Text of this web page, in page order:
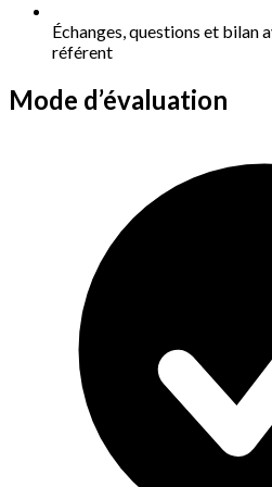
Échanges, questions et bilan
référent
Mode d’évaluation